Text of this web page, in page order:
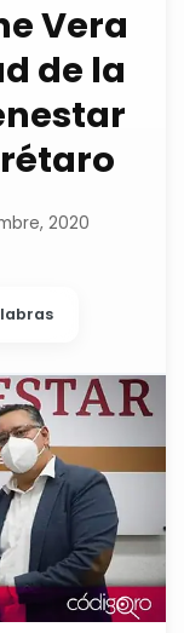
Vera
de la
2020